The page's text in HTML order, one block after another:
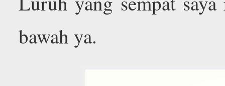
bawah ya.